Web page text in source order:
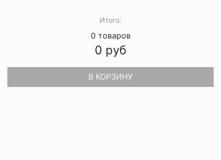
Итого:
0 товаров
0 руб
В КОРЗИНУ